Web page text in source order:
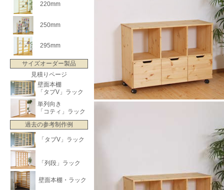
220mm
250mm
295mm
サイズオーダー製品
見積りページ
壁面本棚
「タブV」ラック
単列向き
「コティ」ラック
過去の参考制作例
「タブV」ラック
「列段」ラック
壁面本棚・ラック